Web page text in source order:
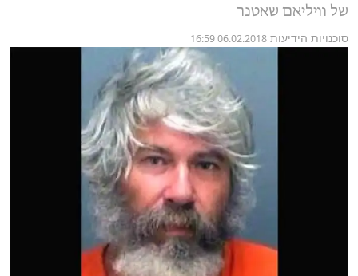
של וויליאם שאטנר
סוכנויות הידיעות 06.02.2018 16:59